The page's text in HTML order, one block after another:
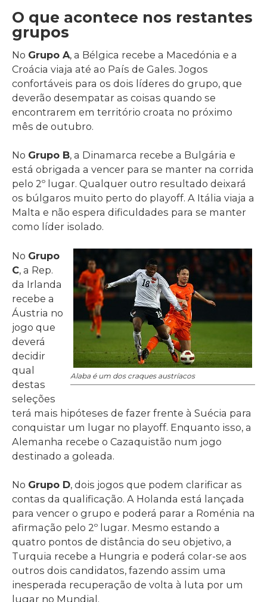
O que acontece nos restantes
grupos
No Grupo A, a Bélgica recebe a Macedónia e a
Croácia viaja até ao País de Gales. Jogos
confortáveis para os dois líderes do grupo, que
deverão desempatar as coisas quando se
encontrarem em território croata no próximo
mês de outubro.
No Grupo B, a Dinamarca recebe a Bulgária e
está obrigada a vencer para se manter na corrida
pelo 2º lugar. Qualquer outro resultado deixará
os búlgaros muito perto do playoff. A Itália viaja a
Malta e não espera dificuldades para se manter
como líder isolado.
Alaba é um dos craques austríacos
No Grupo
C, a Rep.
da Irlanda
recebe a
Áustria no
jogo que
deverá
decidir
qual
destas
seleções
terá mais hipóteses de fazer frente à Suécia para
conquistar um lugar no playoff. Enquanto isso, a
Alemanha recebe o Cazaquistão num jogo
destinado a goleada.
No Grupo D, dois jogos que podem clarificar as
contas da qualificação. A Holanda está lançada
para vencer o grupo e poderá parar a Roménia na
afirmação pelo 2º lugar. Mesmo estando a
quatro pontos de distância do seu objetivo, a
Turquia recebe a Hungria e poderá colar-se aos
outros dois candidatos, fazendo assim uma
inesperada recuperação de volta à luta por um
lugar no Mundial.